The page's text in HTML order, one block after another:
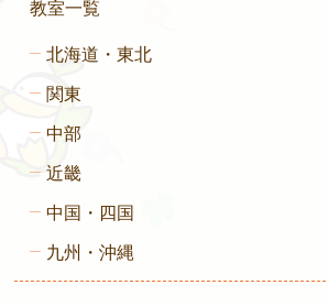
教室一覧
北海道・東北
関東
中部
近畿
中国・四国
九州・沖縄